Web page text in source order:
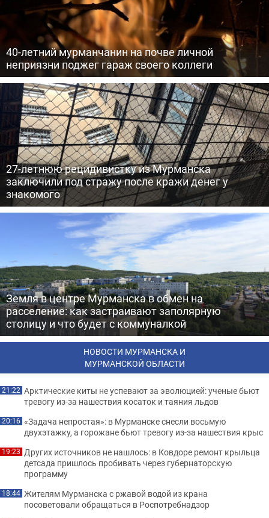
40-летний мурманчанин на почве личной
неприязни поджег гараж своего коллеги
27-летнюю рецидивистку из Мурманска
заключили под стражу после кражи денег у
знакомого
Земля в центре Мурманска в обмен на
расселение: как застраивают заполярную
столицу и что будет с коммуналкой
НОВОСТИ МУРМАНСКА И
МУРМАНСКОЙ ОБЛАСТИ
21:22 Арктические киты не успевают за эволюцией: ученые бьют
тревогу из-за нашествия косаток и таяния льдов
20:16 «Задача непростая»: в Мурманске снесли восьмую
двухэтажку, а горожане бьют тревогу из-за нашествия крыс
19:23 Других источников не нашлось: в Ковдоре ремонт крыльца
детсада пришлось пробивать через губернаторскую
программу
18:44 Жителям Мурманска с ржавой водой из крана
посоветовали обращаться в Роспотребнадзор